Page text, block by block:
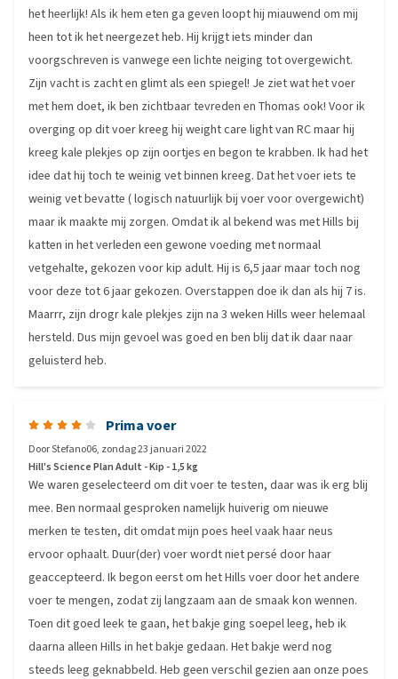
het heerlijk! Als ik hem eten ga geven loopt hij miauwend om mij
heen tot ik het neergezet heb. Hij krijgt iets minder dan
voorgschreven is vanwege een lichte neiging tot overgewicht.
Zijn vacht is zacht en glimt als een spiegel! Je ziet wat het voer
met hem doet, ik ben zichtbaar tevreden en Thomas ook! Voor ik
overging op dit voer kreeg hij weight care light van RC maar hij
kreeg kale plekjes op zijn oortjes en begon te krabben. Ik had het
idee dat hij toch te weinig vet binnen kreeg. Dat het voer iets te
weinig vet bevatte ( logisch natuurlijk bij voer voor overgewicht)
maar ik maakte mij zorgen. Omdat ik al bekend was met Hills bij
katten in het verleden een gewone voeding met normaal
vetgehalte, gekozen voor kip adult. Hij is 6,5 jaar maar toch nog
voor deze tot 6 jaar gekozen. Overstappen doe ik dan als hij 7 is.
Maarrr, zijn drogr kale plekjes zijn na 3 weken Hills weer helemaal
hersteld. Dus mijn gevoel was goed en ben blij dat ik daar naar
geluisterd heb.
Prima voer
DoorStefano06, zondag 23 januari 2022
Hill's Science Plan Adult - Kip - 1,5 kg
We waren geselecteerd om dit voer te testen, daar was ik erg blij
mee. Ben normaal gesproken namelijk huiverig om nieuwe
merken te testen, dit omdat mijn poes heel vaak haar neus
ervoor ophaalt. Duur(der) voer wordt niet persé door haar
geaccepteerd. Ik begon eerst om het Hills voer door het andere
voer te mengen, zodat zij langzaam aan de smaak kon wennen.
Toen dit goed leek te gaan, het bakje ging soepel leeg, heb ik
daarna alleen Hills in het bakje gedaan. Het bakje werd nog
steeds leeg geknabbeld. Heb geen verschil gezien aan onze poes